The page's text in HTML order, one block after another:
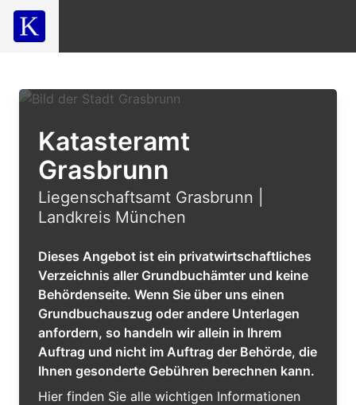
Katasteramt
Grasbrunn
Liegenschaftsamt Grasbrunn |
Landkreis München
Dieses Angebot ist ein privatwirtschaftliches
Verzeichnis aller Grundbuchämter und keine
Behördenseite. Wenn Sie über uns einen
Grundbuchauszug oder andere Unterlagen
anfordern, so handeln wir allein in Ihrem
Auftrag und nicht im Auftrag der Behörde, die
Ihnen gesonderte Gebühren berechnen kann.
Hier finden Sie alle wichtigen Informationen